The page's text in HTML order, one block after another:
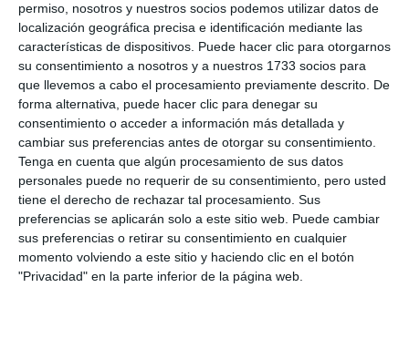
permiso, nosotros y nuestros socios podemos utilizar datos de
localización geográfica precisa e identificación mediante las
características de dispositivos. Puede hacer clic para otorgarnos
su consentimiento a nosotros y a nuestros 1733 socios para
que llevemos a cabo el procesamiento previamente descrito. De
forma alternativa, puede hacer clic para denegar su
consentimiento o acceder a información más detallada y
cambiar sus preferencias antes de otorgar su consentimiento.
Tenga en cuenta que algún procesamiento de sus datos
personales puede no requerir de su consentimiento, pero usted
tiene el derecho de rechazar tal procesamiento. Sus
preferencias se aplicarán solo a este sitio web. Puede cambiar
sus preferencias o retirar su consentimiento en cualquier
momento volviendo a este sitio y haciendo clic en el botón
"Privacidad" en la parte inferior de la página web.